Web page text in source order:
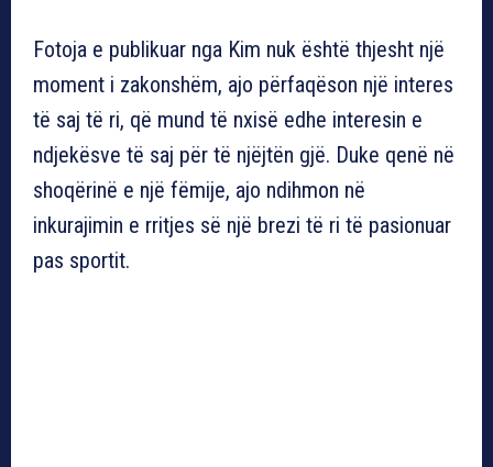
Fotoja e publikuar nga Kim nuk është thjesht një
moment i zakonshëm, ajo përfaqëson një interes
të saj të ri, që mund të nxisë edhe interesin e
ndjekësve të saj për të njëjtën gjë. Duke qenë në
shoqërinë e një fëmije, ajo ndihmon në
inkurajimin e rritjes së një brezi të ri të pasionuar
pas sportit.